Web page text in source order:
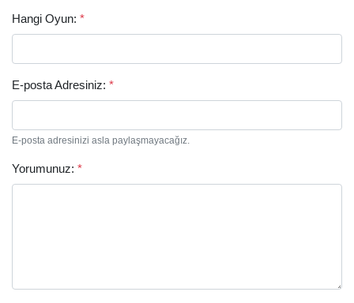
Arama
Hangi Oyun: *
E-posta Adresiniz: *
E-posta adresinizi asla paylaşmayacağız.
Yorumunuz: *